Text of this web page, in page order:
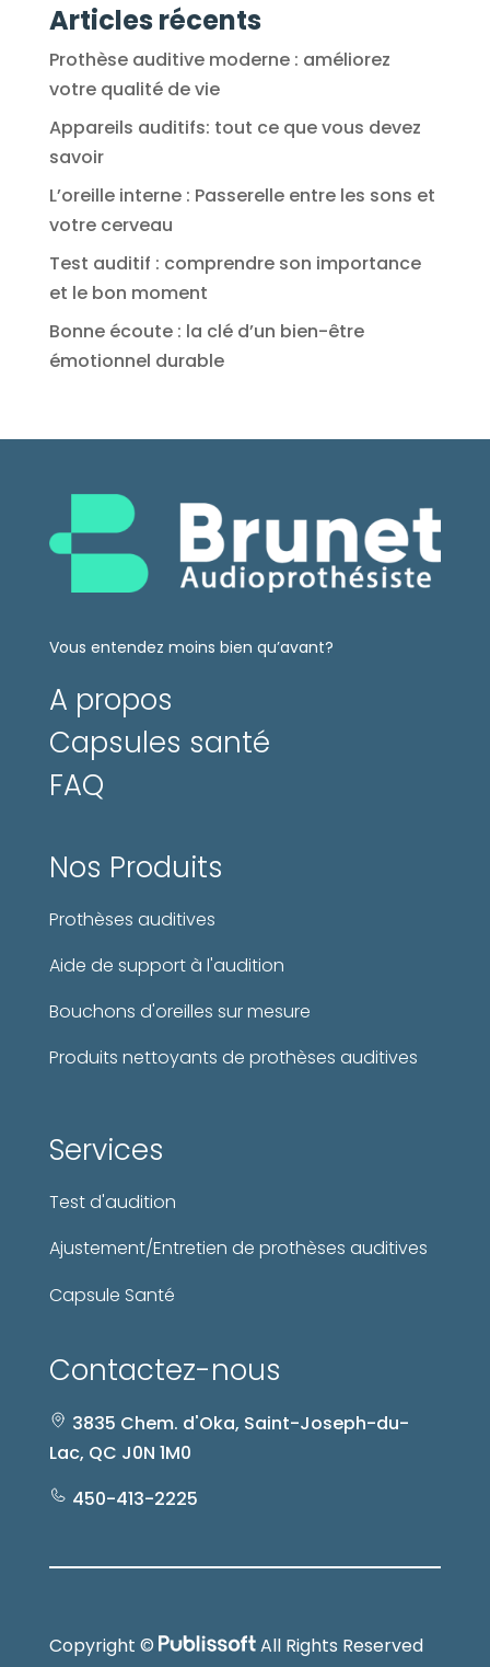
Articles récents
Prothèse auditive moderne : améliorez
votre qualité de vie
Appareils auditifs: tout ce que vous devez
savoir
L’oreille interne : Passerelle entre les sons et
votre cerveau
Test auditif : comprendre son importance
et le bon moment
Bonne écoute : la clé d’un bien-être
émotionnel durable
Vous entendez moins bien qu’avant?
A propos
Capsules santé
FAQ
Nos Produits
Prothèses auditives
Aide de support à l'audition
Bouchons d'oreilles sur mesure
Produits nettoyants de prothèses auditives
Services
Test d'audition
Ajustement/Entretien de prothèses auditives
Capsule Santé
Contactez-nous
3835 Chem. d'Oka, Saint-Joseph-du-
Lac, QC J0N 1M0
450-413-2225
Copyright © All Rights Reserved